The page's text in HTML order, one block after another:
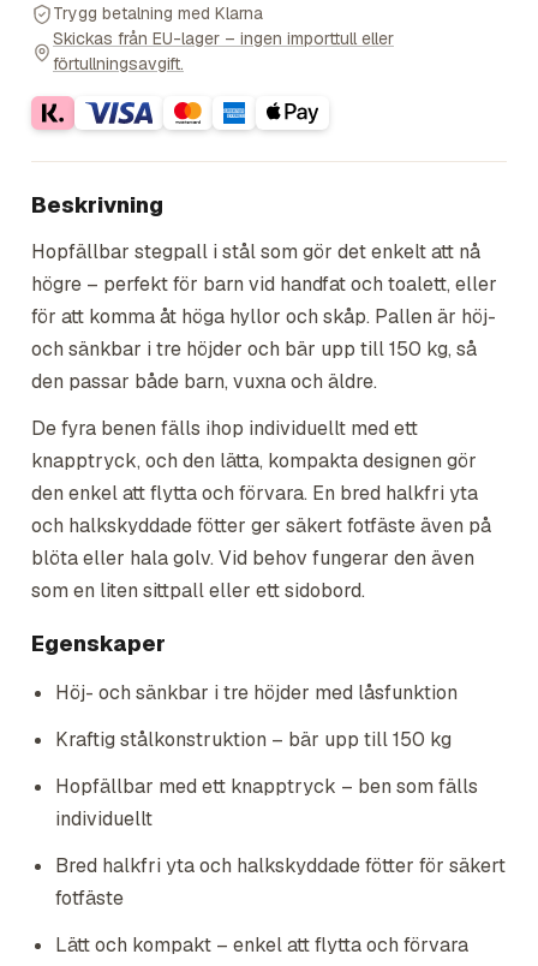
Trygg betalning med Klarna
Skickas från EU-lager – ingen importtull eller
förtullningsavgift.
Beskrivning
Hopfällbar stegpall i stål som gör det enkelt att nå
högre – perfekt för barn vid handfat och toalett, eller
för att komma åt höga hyllor och skåp. Pallen är höj-
och sänkbar i tre höjder och bär upp till 150 kg, så
den passar både barn, vuxna och äldre.
De fyra benen fälls ihop individuellt med ett
knapptryck, och den lätta, kompakta designen gör
den enkel att flytta och förvara. En bred halkfri yta
och halkskyddade fötter ger säkert fotfäste även på
blöta eller hala golv. Vid behov fungerar den även
som en liten sittpall eller ett sidobord.
Egenskaper
Höj- och sänkbar i tre höjder med låsfunktion
Kraftig stålkonstruktion – bär upp till 150 kg
Hopfällbar med ett knapptryck – ben som fälls
individuellt
Bred halkfri yta och halkskyddade fötter för säkert
fotfäste
Lätt och kompakt – enkel att flytta och förvara